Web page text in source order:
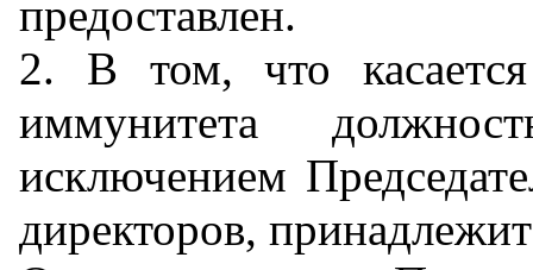
предоставлен.
2. В том, что
иммунитета
исключением
директоров,